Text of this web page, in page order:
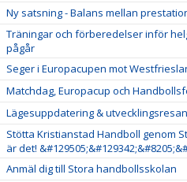
Ny satsning - Balans mellan
Träningar och förberedelser inför
pågår
Seger i Europacupen mot
Matchdag, Europacup och
Lägesuppdatering &
Stötta Kristianstad Handboll genom
är det!
Anmäl dig till Stora handbollsskolan